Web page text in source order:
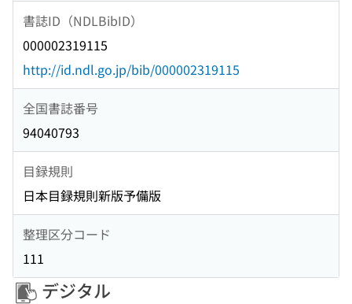
書誌ID（NDLBibID）
000002319115
http://id.ndl.go.jp/bib/000002319115
全国書誌番号
94040793
目録規則
日本目録規則新版予備版
整理区分コード
111
デジタル